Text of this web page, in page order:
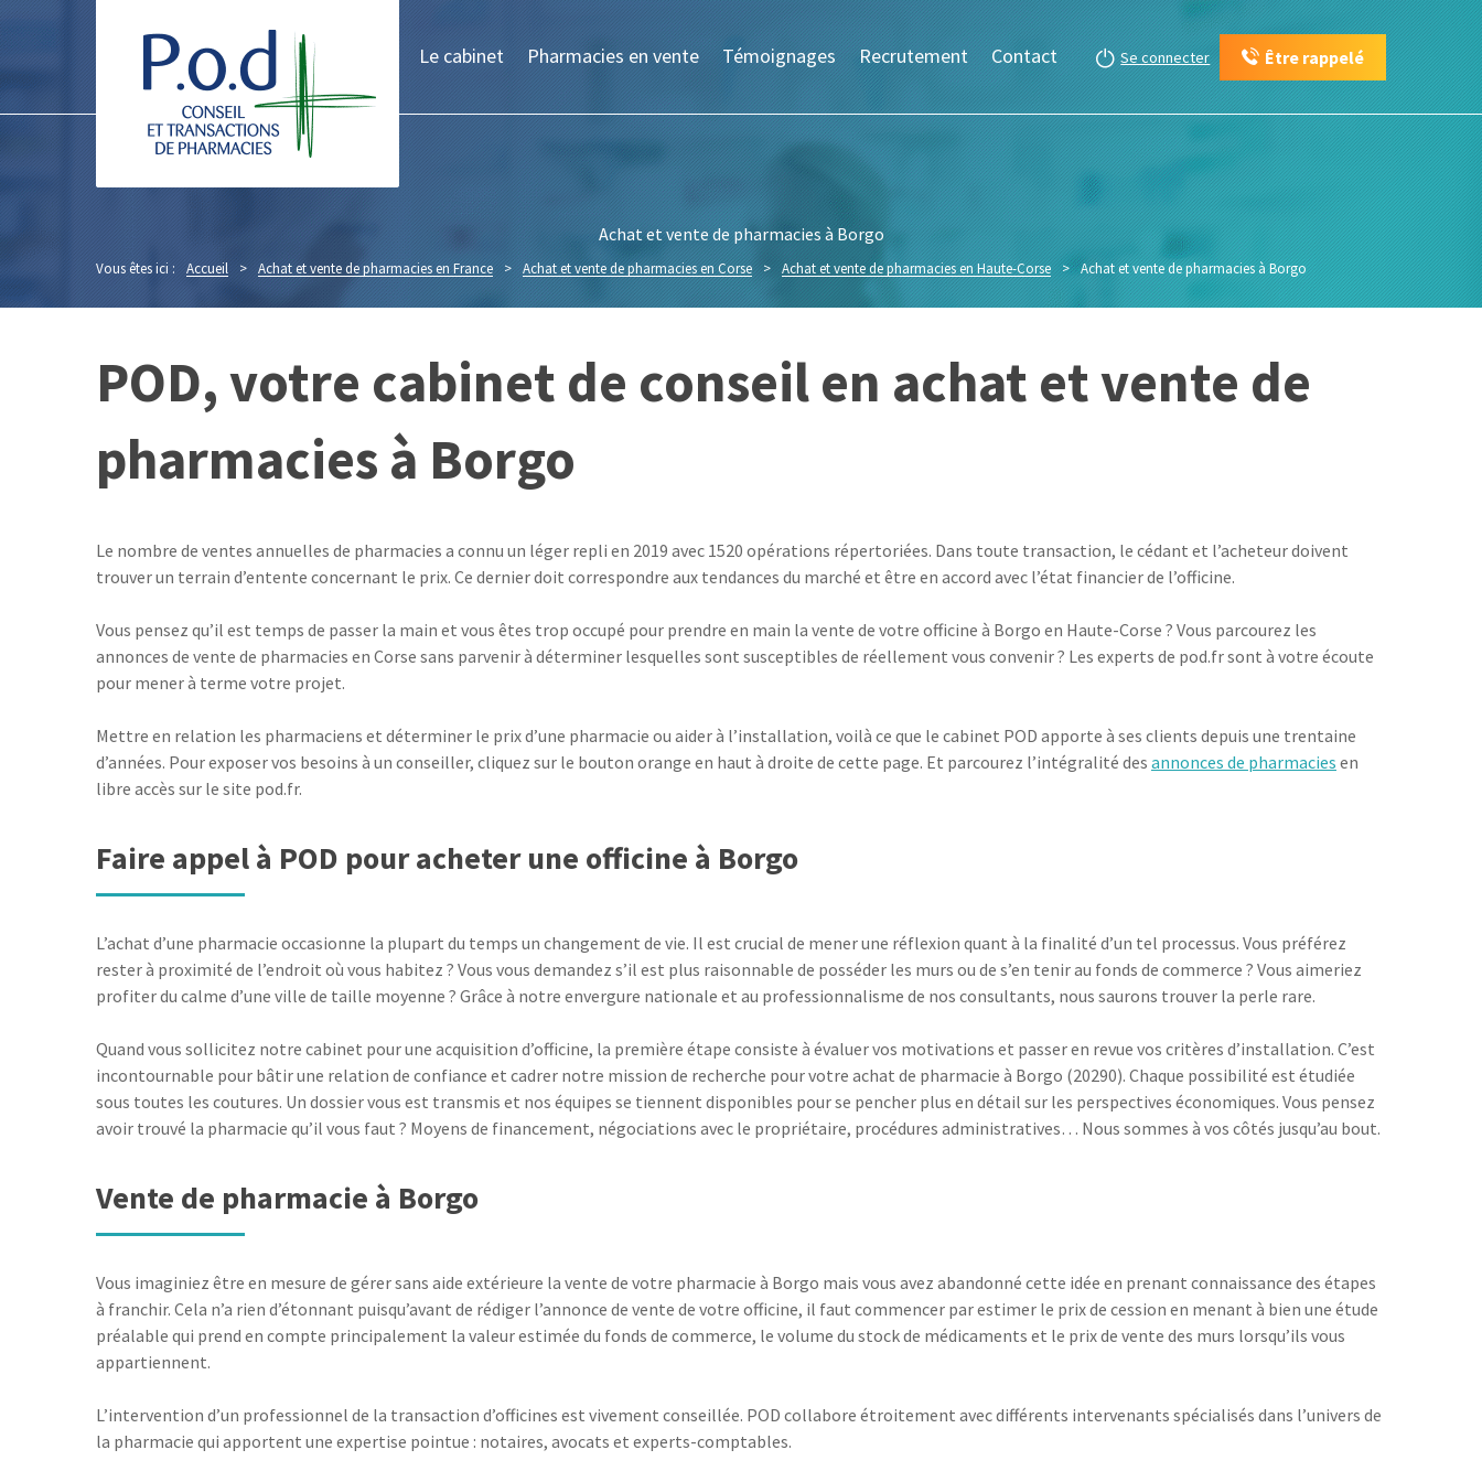
Le cabinet Pharmacies en vente Témoignages Recrutement Contact Se connecter Être rappelé
Achat et vente de pharmacies à Borgo
Vous êtes ici : Accueil > Achat et vente de pharmacies en France > Achat et vente de pharmacies en Corse > Achat et vente de pharmacies en Haute-Corse > Achat et vente de pharmacies à Borgo
POD, votre cabinet de conseil en achat et vente de
pharmacies à Borgo
Le nombre de ventes annuelles de pharmacies a connu un léger repli en 2019 avec 1520 opérations répertoriées. Dans toute transaction, le cédant et l’acheteur doivent
trouver un terrain d’entente concernant le prix. Ce dernier doit correspondre aux tendances du marché et être en accord avec l’état financier de l’officine.
Vous pensez qu’il est temps de passer la main et vous êtes trop occupé pour prendre en main la vente de votre officine à Borgo en Haute-Corse ? Vous parcourez les
annonces de vente de pharmacies en Corse sans parvenir à déterminer lesquelles sont susceptibles de réellement vous convenir ? Les experts de pod.fr sont à votre écoute
pour mener à terme votre projet.
Mettre en relation les pharmaciens et déterminer le prix d’une pharmacie ou aider à l’installation, voilà ce que le cabinet POD apporte à ses clients depuis une trentaine
d’années. Pour exposer vos besoins à un conseiller, cliquez sur le bouton orange en haut à droite de cette page. Et parcourez l’intégralité des annonces de pharmacies en
libre accès sur le site pod.fr.
Faire appel à POD pour acheter une officine à Borgo
L’achat d’une pharmacie occasionne la plupart du temps un changement de vie. Il est crucial de mener une réflexion quant à la finalité d’un tel processus. Vous préférez
rester à proximité de l’endroit où vous habitez ? Vous vous demandez s’il est plus raisonnable de posséder les murs ou de s’en tenir au fonds de commerce ? Vous aimeriez
profiter du calme d’une ville de taille moyenne ? Grâce à notre envergure nationale et au professionnalisme de nos consultants, nous saurons trouver la perle rare.
Quand vous sollicitez notre cabinet pour une acquisition d’officine, la première étape consiste à évaluer vos motivations et passer en revue vos critères d’installation. C’est
incontournable pour bâtir une relation de confiance et cadrer notre mission de recherche pour votre achat de pharmacie à Borgo (20290). Chaque possibilité est étudiée
sous toutes les coutures. Un dossier vous est transmis et nos équipes se tiennent disponibles pour se pencher plus en détail sur les perspectives économiques. Vous pensez
avoir trouvé la pharmacie qu’il vous faut ? Moyens de financement, négociations avec le propriétaire, procédures administratives… Nous sommes à vos côtés jusqu’au bout.
Vente de pharmacie à Borgo
Vous imaginiez être en mesure de gérer sans aide extérieure la vente de votre pharmacie à Borgo mais vous avez abandonné cette idée en prenant connaissance des étapes
à franchir. Cela n’a rien d’étonnant puisqu’avant de rédiger l’annonce de vente de votre officine, il faut commencer par estimer le prix de cession en menant à bien une étude
préalable qui prend en compte principalement la valeur estimée du fonds de commerce, le volume du stock de médicaments et le prix de vente des murs lorsqu’ils vous
appartiennent.
L’intervention d’un professionnel de la transaction d’officines est vivement conseillée. POD collabore étroitement avec différents intervenants spécialisés dans l’univers de
la pharmacie qui apportent une expertise pointue : notaires, avocats et experts-comptables.